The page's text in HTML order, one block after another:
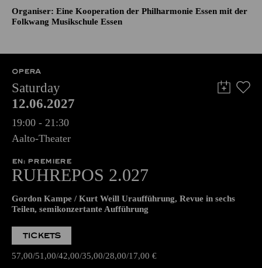
Organiser: Eine Kooperation der Philharmonie Essen mit der
Folkwang Musikschule Essen
OPERA
Saturday
12.06.2027
19:00 - 21:30
Aalto-Theater
EN: PREMIERE
RUHREPOS 2.027
Gordon Kampe / Kurt Weill Uraufführung, Revue in sechs
Teilen, semikonzertante Aufführung
TICKETS
57,00 51,00 42,00 35,00 28,00 17,00 €